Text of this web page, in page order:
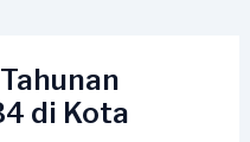
di Kota